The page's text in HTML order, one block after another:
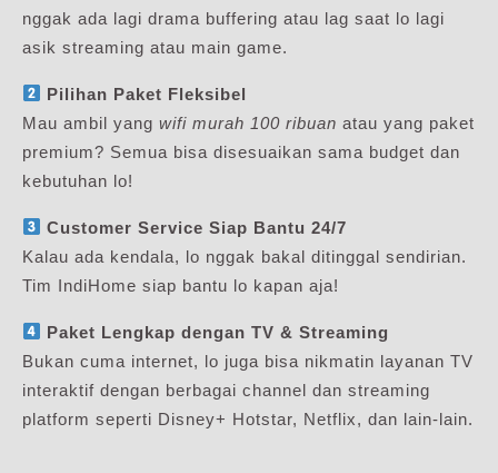
nggak ada lagi drama buffering atau lag saat lo lagi
asik streaming atau main game.
Pilihan Paket Fleksibel
Mau ambil yang wifi murah 100 ribuan atau yang paket
premium? Semua bisa disesuaikan sama budget dan
kebutuhan lo!
Customer Service Siap Bantu 24/7
Kalau ada kendala, lo nggak bakal ditinggal sendirian.
Tim IndiHome siap bantu lo kapan aja!
Paket Lengkap dengan TV & Streaming
Bukan cuma internet, lo juga bisa nikmatin layanan TV
interaktif dengan berbagai channel dan streaming
platform seperti Disney+ Hotstar, Netflix, dan lain-lain.